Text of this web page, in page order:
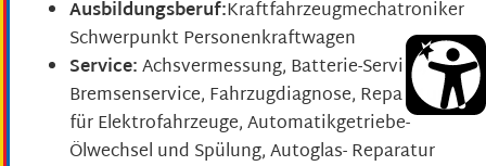
Ausbildungsberuf:Kraftfahrzeugmechatroniker
Schwerpunkt Personenkraftwagen
Service:Achsvermessung, Batterie-Service,
Bremsenservice, Fahrzugdiagnose, Reparaturen
für Elektrofahrzeuge, Automatikgetriebe-
Ölwechsel und Spülung, Autoglas- Reparatur